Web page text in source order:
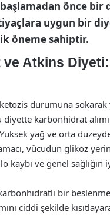
önce bir
uygun bir
öneme sahiptir.
Atkins
durumuna
diyette karbonhidrat
Yüksek yağ ve orta
vücudun glikoz
kaybı ve genel
bir
ciddi şekilde